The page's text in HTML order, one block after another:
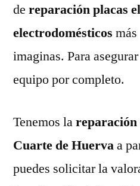
de reparación placas
electrodomésticos
imaginas. Para
equipo por completo.
Tenemos lareparación
Cuarte de Huervaa
puedes solicitar la